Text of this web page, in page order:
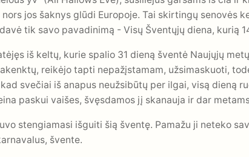
jos šaknys glūdi Europoje. Tai skirtingų senovės
tik savo pavadinimą - Visų Šventųjų diena, kurią
iš keltų, kurie spalio 31 dieną šventė Naujųjų
reikėjo tapti nepažįstamam, užsimaskuoti,
svečiai iš anapus neužsibūtų per ilgai, visą dieną
paskui vaišes, švęsdamos jį skanauja ir dar
stengiamasi išguiti šią šventę. Pamažu ji neteko
švente.